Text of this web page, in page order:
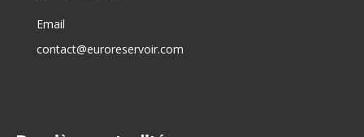
Email
contact@euroreservoir.com